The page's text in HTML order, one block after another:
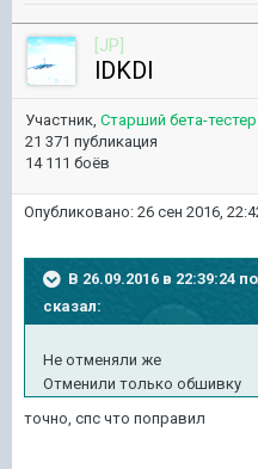
[JP]
lDKDl
Участник, Старший бета-тестер
21 371 публикация
14 111 боёв
Опубликовано: 26 сен 2016,
В 26.09.2016 в 22:39:24
сказал:
Не отменяли же
Отменили только обшивку
точно, спс что поправил